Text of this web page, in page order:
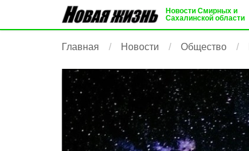
Новости Смирных и
Сахалинской области
Главная Новости Общество